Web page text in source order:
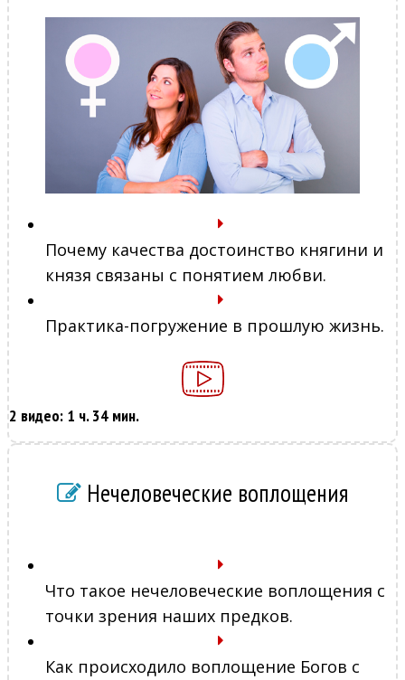
Почему качества достоинство княгини и
князя связаны с понятием любви.
Практика-погружение в прошлую жизнь.
2 видео: 1 ч. 34 мин.
Нечеловеческие воплощения
Что такое нечеловеческие воплощения с
точки зрения наших предков.
Как происходило воплощение Богов с